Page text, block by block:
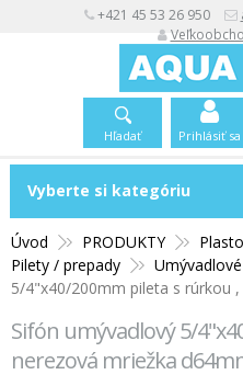
+421 45 53 26 950
Hľadať Prihlásiť sa
Vyberte si kategóriu
Úvod PRODUKTY
Pilety / prepady
Umývadlové
5/4"x40/200mm pileta s rúrkou
Sifón umývadlový 5/
nerezová mriežka
Vyberte si kategóriu